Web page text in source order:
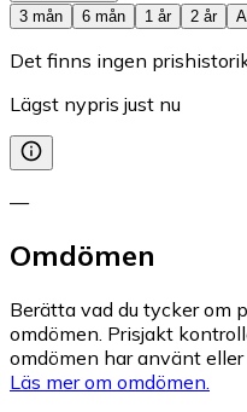
3 mån
6 mån 1 år 2 år
Det finns ingen
Lägst nypris just nu
—
Omdömen
Berätta vad du tycker om
omdömen. Prisjakt
omdömen har använt
Läs mer om omdömen.